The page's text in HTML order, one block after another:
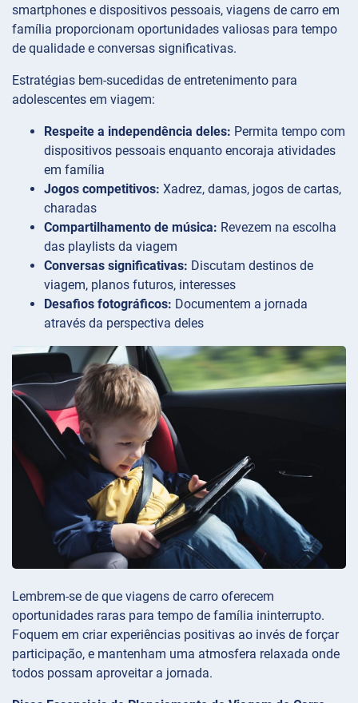
smartphones e dispositivos pessoais, viagens de carro em
família proporcionam oportunidades valiosas para tempo
de qualidade e conversas significativas.
Estratégias bem-sucedidas de entretenimento para
adolescentes em viagem:
Respeite a independência deles: Permita tempo com
dispositivos pessoais enquanto encoraja atividades
em família
Jogos competitivos: Xadrez, damas, jogos de cartas,
charadas
Compartilhamento de música: Revezem na escolha
das playlists da viagem
Conversas significativas: Discutam destinos de
viagem, planos futuros, interesses
Desafios fotográficos: Documentem a jornada
através da perspectiva deles
Lembrem-se de que viagens de carro oferecem
oportunidades raras para tempo de família ininterrupto.
Foquem em criar experiências positivas ao invés de forçar
participação, e mantenham uma atmosfera relaxada onde
todos possam aproveitar a jornada.